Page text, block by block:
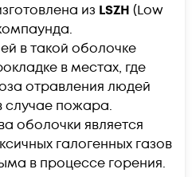
из LSZH (Low
в такой оболочке
в местах, где
отравления людей
случае пожара.
оболочки является
галогенных газов
в процессе горения.